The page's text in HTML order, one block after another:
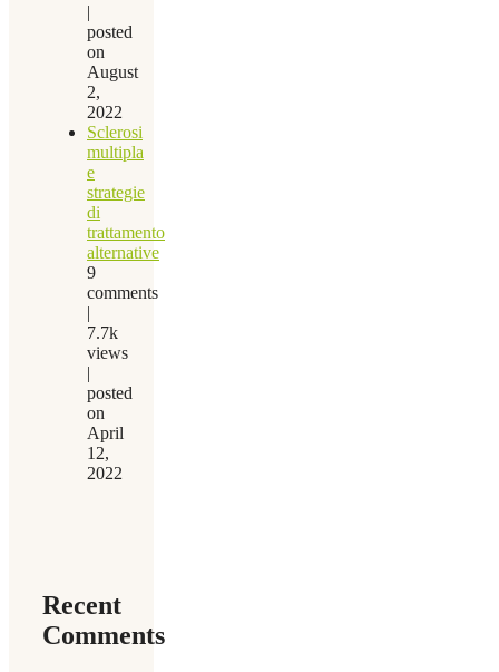
|
posted
on
August
2,
2022
Sclerosi
multipla
e
strategie
di
trattamento
alternative
9
comments
|
7.7k
views
|
posted
on
April
12,
2022
Recent
Comments